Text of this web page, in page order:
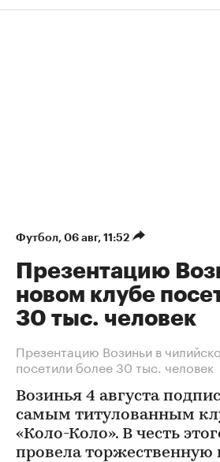
Футбол 06 авг, 11:52
Презентацию
новом клубе
30 тыс. человек
Презентацию Возиньи в
посетили более 30 тыс. человек
Возинья 4 августа
самым титулованным
«Коло-Коло». В честь
провела торжественную